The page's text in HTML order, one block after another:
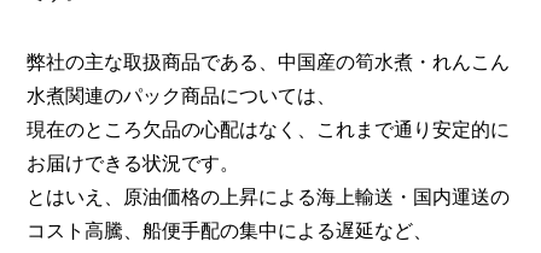
弊社の主な取扱商品である、中国産の筍水煮・れんこん
水煮関連のパック商品については、
現在のところ欠品の心配はなく、これまで通り安定的に
お届けできる状況です。
とはいえ、原油価格の上昇による海上輸送・国内運送の
コスト高騰、船便手配の集中による遅延など、